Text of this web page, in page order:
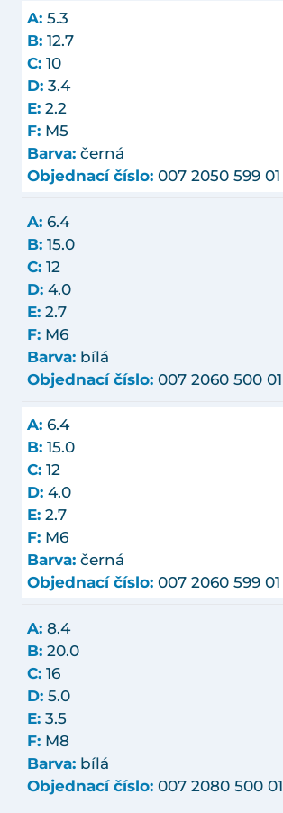
A: 5.3
B: 12.7
C: 10
D: 3.4
E: 2.2
F: M5
Barva: černá
Objednací číslo: 007 2050 599 01
A: 6.4
B: 15.0
C: 12
D: 4.0
E: 2.7
F: M6
Barva: bílá
Objednací číslo: 007 2060 500 01
A: 6.4
B: 15.0
C: 12
D: 4.0
E: 2.7
F: M6
Barva: černá
Objednací číslo: 007 2060 599 01
A: 8.4
B: 20.0
C: 16
D: 5.0
E: 3.5
F: M8
Barva: bílá
Objednací číslo: 007 2080 500 01